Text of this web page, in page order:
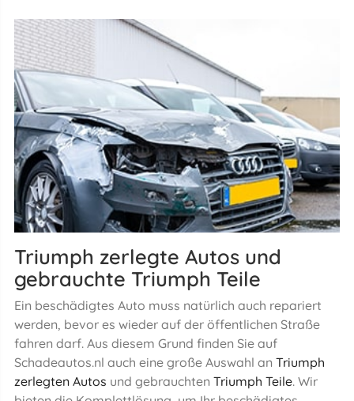
Triumph zerlegte Autos und
gebrauchte Triumph Teile
Ein beschädigtes Auto muss natürlich auch repariert
werden, bevor es wieder auf der öffentlichen Straße
fahren darf. Aus diesem Grund finden Sie auf
Schadeautos.nl auch eine große Auswahl an Triumph
zerlegten Autos und gebrauchten Triumph Teile. Wir